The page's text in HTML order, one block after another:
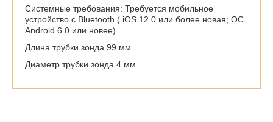
Системные требования: Требуется мобильное
устройство с Bluetooth ( iOS 12.0 или более новая; ОС
Android 6.0 или новее)
Длина трубки зонда 99 мм
Диаметр трубки зонда 4 мм